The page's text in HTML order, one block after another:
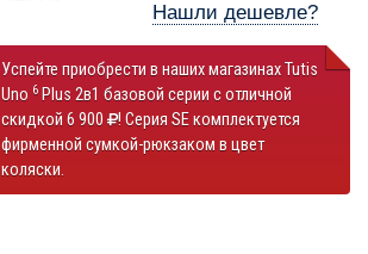
Нашли дешевле?
Успейте приобрести в наших магазинах Tutis
Uno 6 Plus 2в1 базовой серии с отличной
скидкой 6 900
! Серия SE комплектуется
фирменной сумкой-рюкзаком в цвет
коляски.